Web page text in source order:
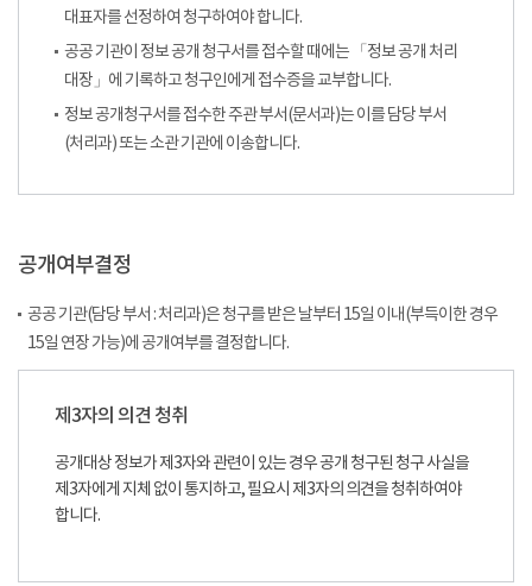
대표자를 선정하여 청구하여야 합니다.
공공 기관이 정보 공개 청구서를 접수할 때에는 「정보 공개 처리
대장」에 기록하고 청구인에게 접수증을 교부합니다.
정보 공개청구서를 접수한 주관 부서(문서과)는 이를 담당 부서
(처리과) 또는 소관 기관에 이송합니다.
공개여부결정
공공 기관(담당 부서 : 처리과)은 청구를 받은 날부터 15일 이내(부득이한 경우
15일 연장 가능)에 공개여부를 결정합니다.
제3자의 의견 청취
공개대상 정보가 제3자와 관련이 있는 경우 공개 청구된 청구 사실을
제3자에게 지체 없이 통지하고, 필요시 제3자의 의견을 청취하여야
합니다.